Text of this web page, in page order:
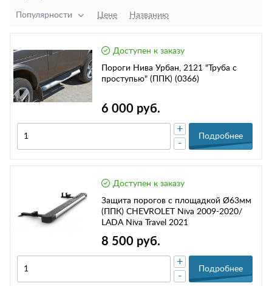
Популярности Цене Названию
Доступен к заказу
Пороги Нива Урбан, 2121 "Труба с
проступью" (ППК) (0366)
6 000 руб.
-
+
Подробнее
Доступен к заказу
Защита порогов с площадкой Ø63мм
(ППК) CHEVROLET Niva 2009-2020/
LADA Niva Travel 2021
8 500 руб.
-
+
Подробнее